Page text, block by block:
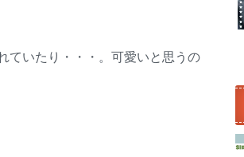
ていたり・・・。可愛いと思うの